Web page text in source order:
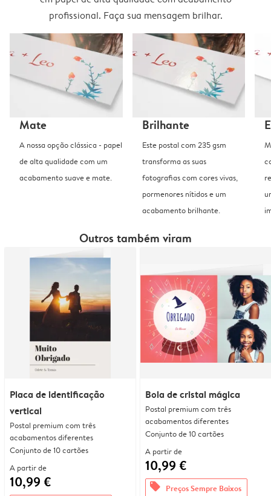
profissional. Faça sua mensagem brilhar.
Mate
A nossa opção clássica - papel
de alta qualidade com um
acabamento suave e mate.
Brilhante
Este postal com 235 gsm
transforma as suas
fotografias com cores vivas,
pormenores nítidos e um
acabamento brilhante.
Outros também viram
Placa de identificação
vertical
Postal premium com três
acabamentos diferentes
Conjunto de 10 cartões
A partir de
10,99 €
Bola de cristal mágica
Postal premium com três
acabamentos diferentes
Conjunto de 10 cartões
A partir de
10,99 €
offers Preços Sempre Baixos